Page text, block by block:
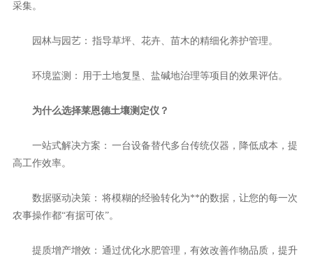
采集。
园林与园艺： 指导草坪、花卉、苗木的精细化养护管理。
环境监测： 用于土地复垦、盐碱地治理等项目的效果评估。
为什么选择莱恩德土壤测定仪？
一站式解决方案： 一台设备替代多台传统仪器，降低成本，提
高工作效率。
数据驱动决策： 将模糊的经验转化为**的数据，让您的每一次
农事操作都“有据可依”。
提质增产增效： 通过优化水肥管理，有效改善作物品质，提升